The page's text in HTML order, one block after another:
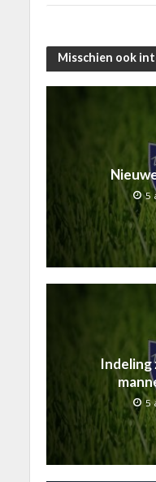
Misschien ook
5
5